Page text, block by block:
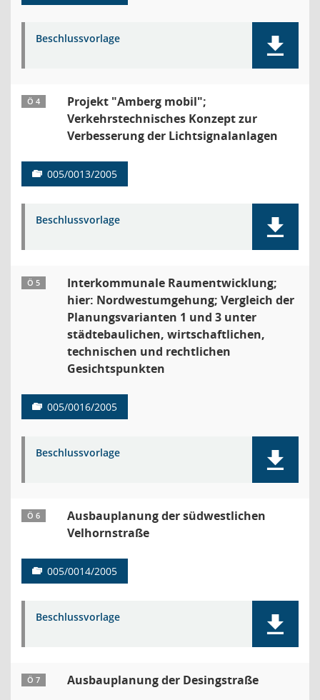
Beschlussvorlage
Ö 4
Projekt "Amberg mobil";
Verkehrstechnisches Konzept zur
Verbesserung der Lichtsignalanlagen
005/0013/2005
Beschlussvorlage
Ö 5
Interkommunale Raumentwicklung;
hier: Nordwestumgehung; Vergleich der
Planungsvarianten 1 und 3 unter
städtebaulichen, wirtschaftlichen,
technischen und rechtlichen
Gesichtspunkten
005/0016/2005
Beschlussvorlage
Ö 6
Ausbauplanung der südwestlichen
Velhornstraße
005/0014/2005
Beschlussvorlage
Ö 7 Ausbauplanung der Desingstraße